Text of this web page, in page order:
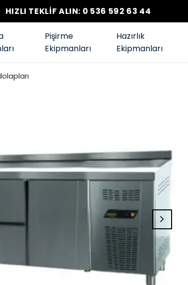
HIZLI TEKLİF ALIN: 0 536 592 63 44
Pişirme
Ekipmanları
Hazırlık
Ekipmanları